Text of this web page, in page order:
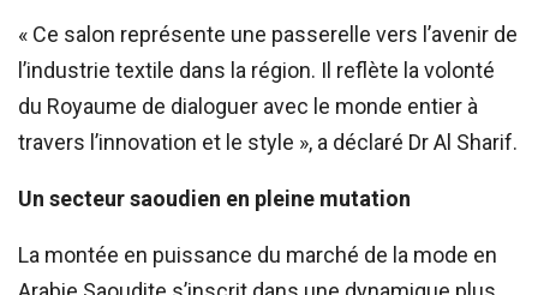
« Ce salon représente une passerelle vers l’avenir de
l’industrie textile dans la région. Il reflète la volonté
du Royaume de dialoguer avec le monde entier à
travers l’innovation et le style », a déclaré Dr Al Sharif.
Un secteur saoudien en pleine mutation
La montée en puissance du marché de la mode en